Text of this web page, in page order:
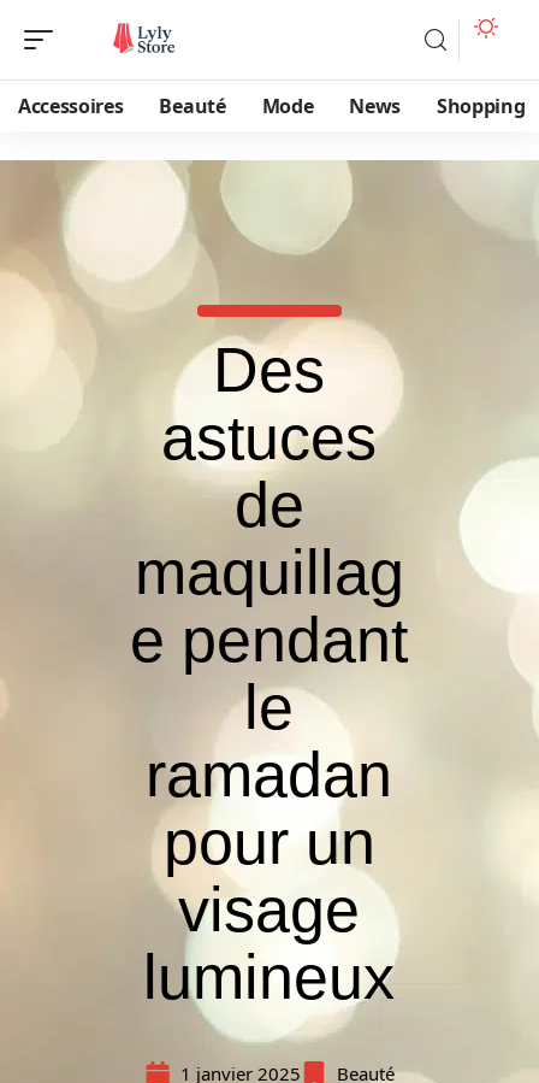
Accessoires Beauté Mode News Shopping
Des
astuces
de
maquillag
e pendant
le
ramadan
pour un
visage
lumineux
1 janvier 2025 Beauté